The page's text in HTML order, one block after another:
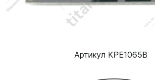
Артикул KPE1065B